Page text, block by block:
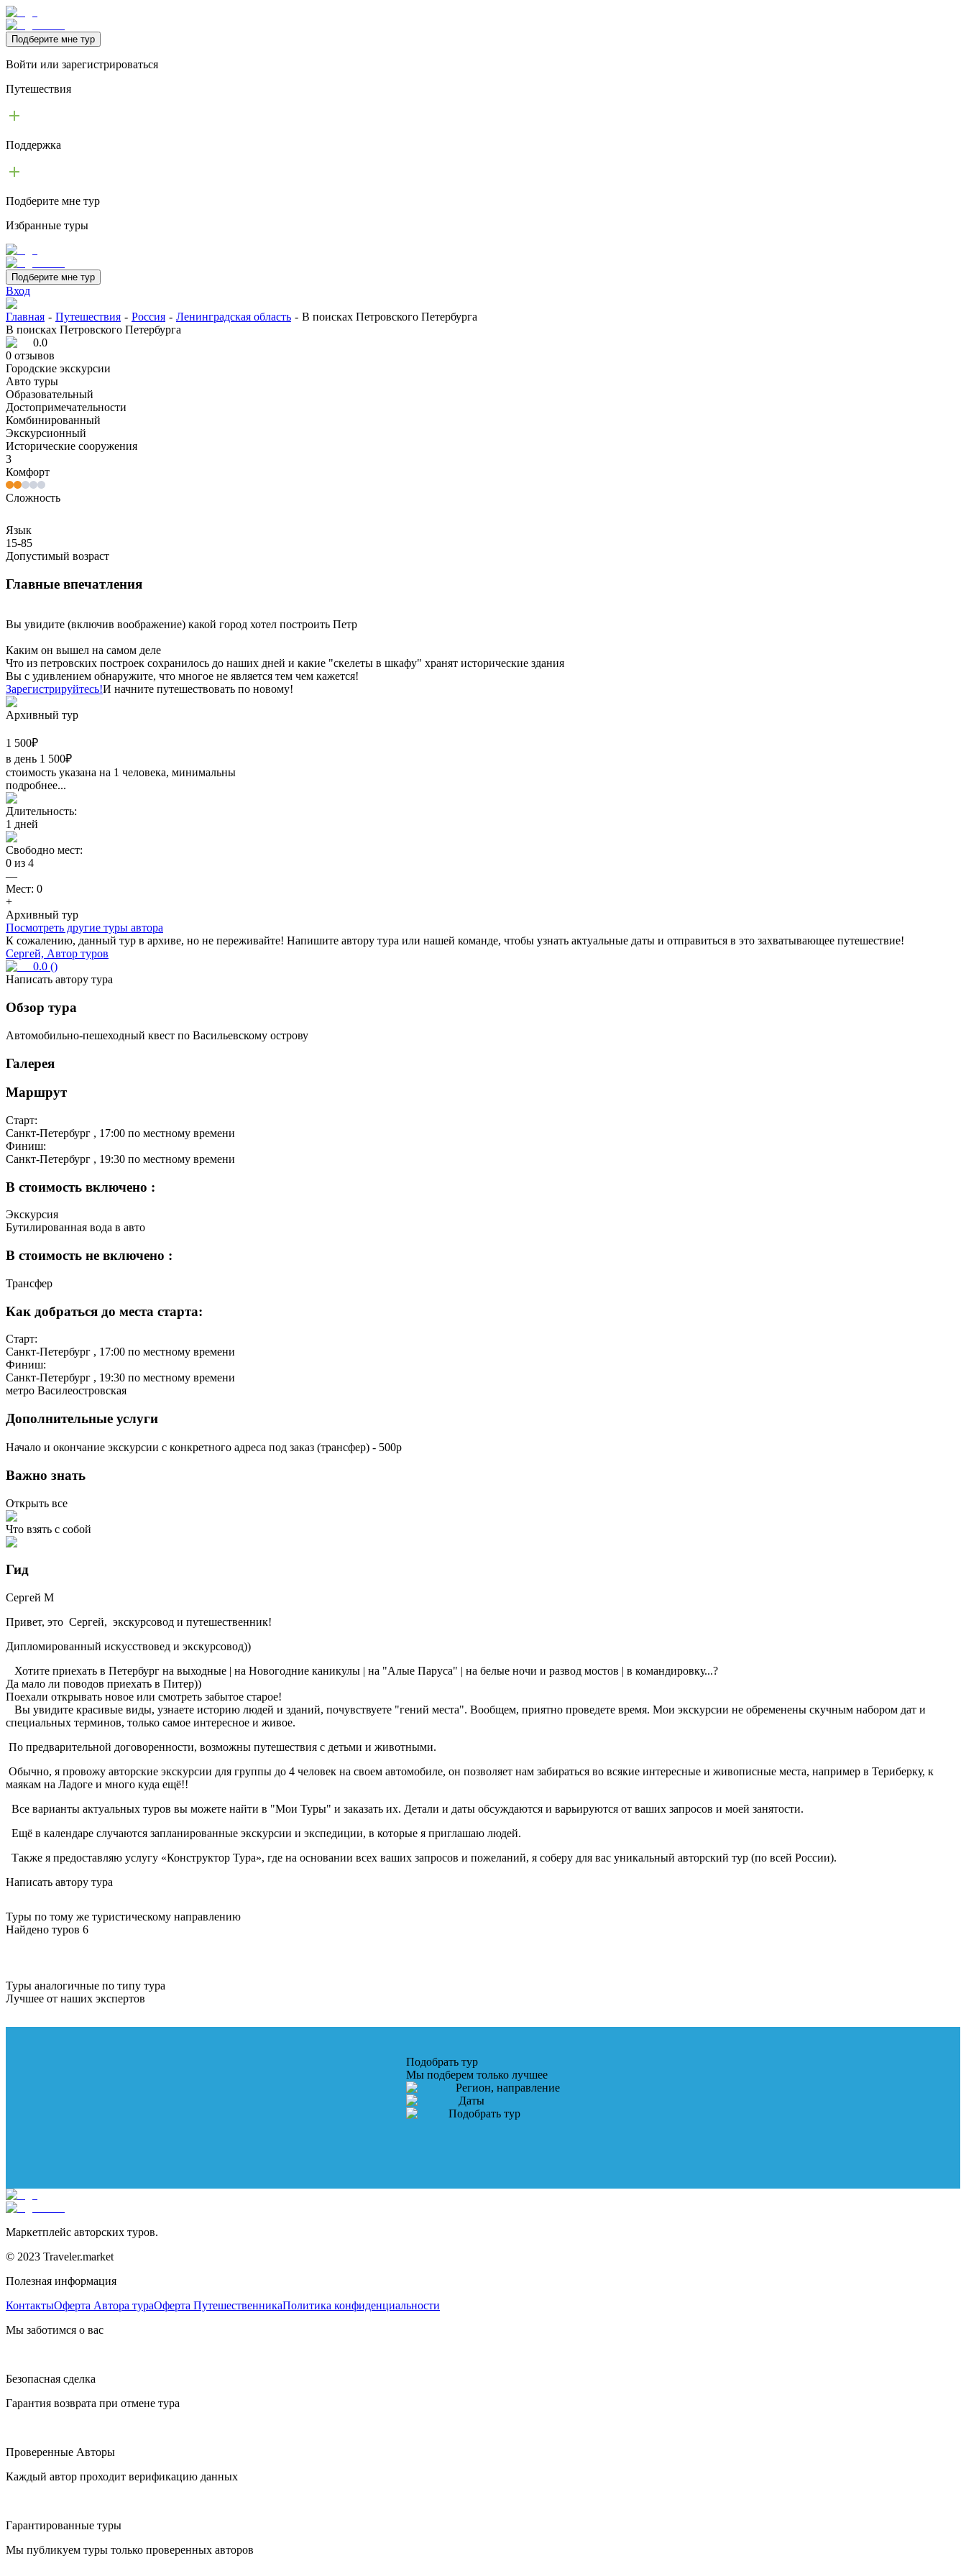
Подберите мне тур
Войти или зарегистрироваться
Путешествия
Поддержка
Подберите мне тур
Избранные туры
Подберите мне тур
Вход
Главная - Путешествия - Россия - Ленинградская область - В поисках Петровского Петербурга
В поисках Петровского Петербурга
0.0
0 отзывов
Городские экскурсии
Авто туры
Образовательный
Достопримечательности
Комбинированный
Экскурсионный
Исторические сооружения
3
Комфорт
Сложность
Язык
15-85
Допустимый возраст
Главные впечатления
Вы увидите (включив воображение) какой город хотел построить Петр
Каким он вышел на самом деле
Что из петровских построек сохранилось до наших дней и какие "скелеты в шкафу" хранят исторические здания
Вы с удивлением обнаружите, что многое не является тем чем кажется!
Зарегистрируйтесь!И начните путешествовать по новому!
Архивный тур
1 500₽
в день 1 500₽
стоимость указана на 1 человека, минимальны
подробнее...
Длительность:
1 дней
Свободно мест:
0 из 4
—
Мест: 0
+
Архивный тур
Посмотреть другие туры автора
К сожалению, данный тур в архиве, но не переживайте! Напишите автору тура или нашей команде, чтобы узнать актуальные даты и отправиться в это захватывающее путешествие!
Сергей, Автор туров
0.0 ()
Написать автору тура
Обзор тура
Автомобильно-пешеходный квест по Васильевскому острову
Галерея
Маршрут
Старт:
Санкт-Петербург , 17:00 по местному времени
Финиш:
Санкт-Петербург , 19:30 по местному времени
В стоимость включено :
Экскурсия
Бутилированная вода в авто
В стоимость не включено :
Трансфер
Как добраться до места старта:
Старт:
Санкт-Петербург , 17:00 по местному времени
Финиш:
Санкт-Петербург , 19:30 по местному времени
метро Василеостровская
Дополнительные услуги
Начало и окончание экскурсии с конкретного адреса под заказ (трансфер) - 500р
Важно знать
Открыть все
Что взять с собой
Гид
Сергей М
Привет, это Сергей, экскурсовод и путешественник!
Дипломированный искусствовед и экскурсовод))
Хотите приехать в Петербург на выходные | на Новогодние каникулы | на "Алые Паруса" | на белые ночи и развод мостов | в командировку...?
Да мало ли поводов приехать в Питер))
Поехали открывать новое или смотреть забытое старое!
Вы увидите красивые виды, узнаете историю людей и зданий, почувствуете "гений места". Вообщем, приятно проведете время. Мои экскурсии не обременены скучным набором дат и
специальных терминов, только самое интересное и живое.
По предварительной договоренности, возможны путешествия с детьми и животными.
Обычно, я провожу авторские экскурсии для группы до 4 человек на своем автомобиле, он позволяет нам забираться во всякие интересные и живописные места, например в Териберку, к
маякам на Ладоге и много куда ещё!!
Все варианты актуальных туров вы можете найти в "Мои Туры" и заказать их. Детали и даты обсуждаются и варьируются от ваших запросов и моей занятости.
Ещё в календаре случаются запланированные экскурсии и экспедиции, в которые я приглашаю людей.
Также я предоставляю услугу «Конструктор Тура», где на основании всех ваших запросов и пожеланий, я соберу для вас уникальный авторский тур (по всей России).
Написать автору тура
Туры по тому же туристическому направлению
Найдено туров 6
Туры аналогичные по типу тура
Лучшее от наших экспертов
Подобрать тур
Мы подберем только лучшее
Регион, направление
Даты
Подобрать тур
Маркетплейс авторских туров.
© 2023 Traveler.market
Полезная информация
КонтактыОферта Автора тураОферта ПутешественникаПолитика конфиденциальности
Мы заботимся о вас
Безопасная сделка
Гарантия возврата при отмене тура
Проверенные Авторы
Каждый автор проходит верификацию данных
Гарантированные туры
Мы публикуем туры только проверенных авторов